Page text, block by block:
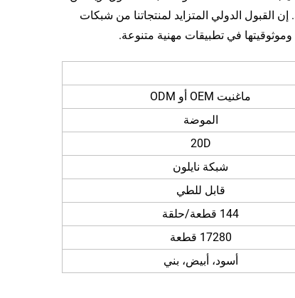
القبول الدولي المتزايد لمنتجاتنا من شبكات
وموثوقيتها في تطبيقات مهنية متنوعة.
ماغنيت OEM أو ODM
الموضة
20D
شبكة نايلون
قابل للطي
144 قطعة/حلقة
17280 قطعة
أسود، أبيض، بني